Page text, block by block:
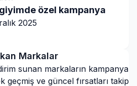
özel kampanya
2025
Markalar
sunan markaların kampanya
geçmiş ve güncel fırsatları takip